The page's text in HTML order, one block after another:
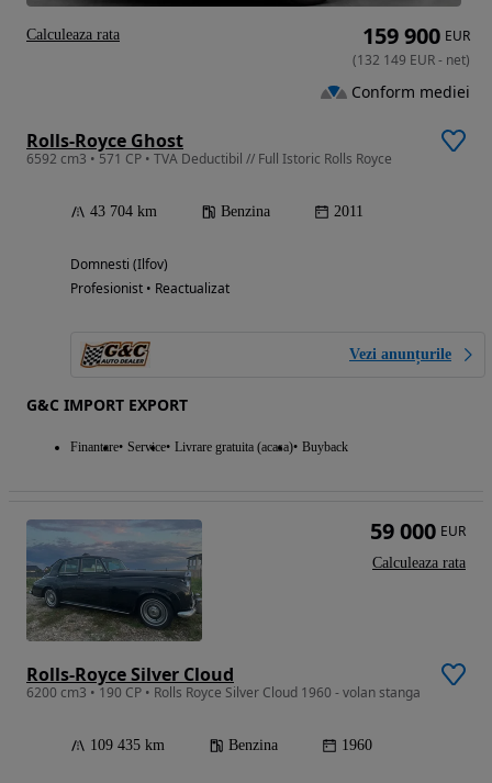
Rolls-Royce Ghost
6592 cm3 • 571 CP • TVA Deductibil // Full Istoric Rolls Royce
43 704 km Benzina 2011
Domnesti (Ilfov)
Profesionist • Reactualizat
Vezi anunțurile
G&C IMPORT EXPORT
Finantare Service Livrare gratuita (acasa) Buyback
159 900 EUR
(132 149 EUR- net)
Conform mediei
Calculeaza rata
Rolls-Royce Silver Cloud
6200 cm3 • 190 CP • Rolls Royce Silver Cloud 1960 - volan stanga
109 435 km Benzina 1960
59 000 EUR
Calculeaza rata